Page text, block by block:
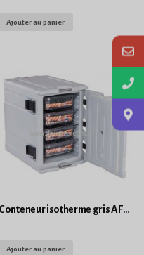
Ajouter au panier
Conteneur isotherme gris AF12 glissières 90L
Ajouter au panier